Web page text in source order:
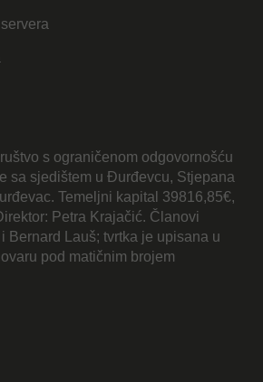
s ograničenom odgovornošću
sa sjedištem u Đurđevcu, Stjepana
Temeljni kapital 39816,85€,
Petra Krajačić. Članovi
Bernard Lauš; tvrtka je upisana u
pod matičnim brojem